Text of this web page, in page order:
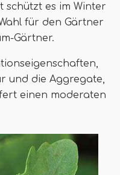
schützt es im Winter
für den Gärtner
Gärtner.
und die Aggregate,
einen moderaten